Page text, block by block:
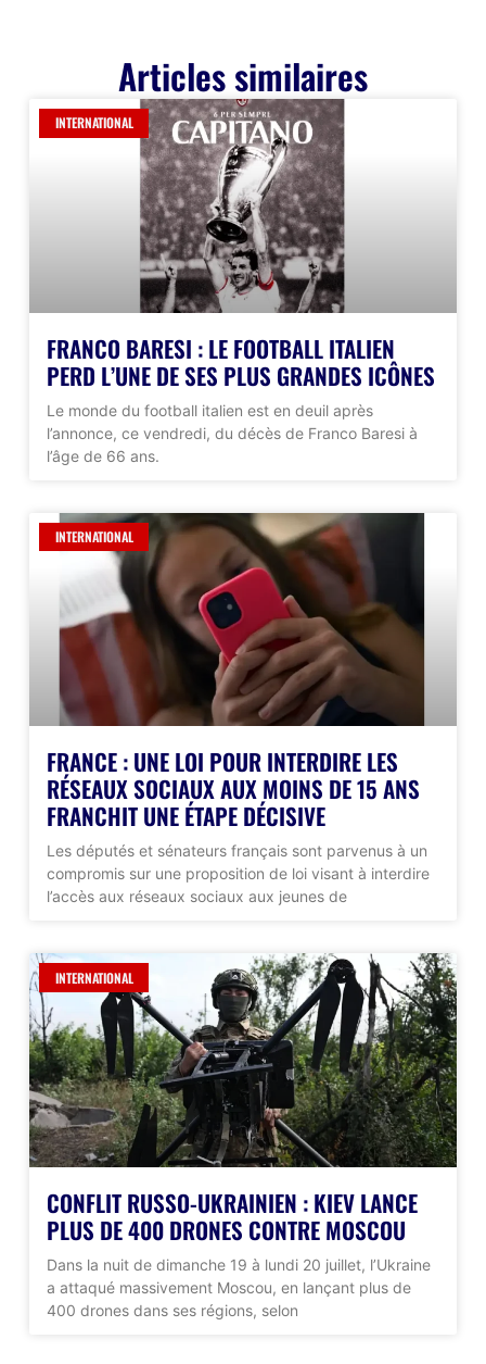
Articles similaires
INTERNATIONAL
FRANCO BARESI : LE FOOTBALL ITALIEN
PERD L’UNE DE SES PLUS GRANDES ICÔNES
Le monde du football italien est en deuil après
l’annonce, ce vendredi, du décès de Franco Baresi à
l’âge de 66 ans.
INTERNATIONAL
FRANCE : UNE LOI POUR INTERDIRE LES
RÉSEAUX SOCIAUX AUX MOINS DE 15 ANS
FRANCHIT UNE ÉTAPE DÉCISIVE
Les députés et sénateurs français sont parvenus à un
compromis sur une proposition de loi visant à interdire
l’accès aux réseaux sociaux aux jeunes de
INTERNATIONAL
CONFLIT RUSSO-UKRAINIEN : KIEV LANCE
PLUS DE 400 DRONES CONTRE MOSCOU
Dans la nuit de dimanche 19 à lundi 20 juillet, l’Ukraine
a attaqué massivement Moscou, en lançant plus de
400 drones dans ses régions, selon